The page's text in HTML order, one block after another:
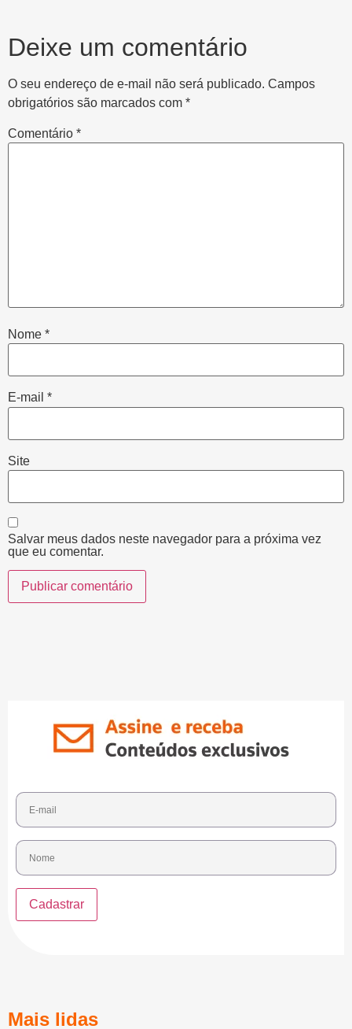
Deixe um comentário
O seu endereço de e-mail não será publicado. Campos
obrigatórios são marcados com *
Comentário *
Nome *
E-mail *
Site
Salvar meus dados neste navegador para a próxima vez
que eu comentar.
Mais lidas